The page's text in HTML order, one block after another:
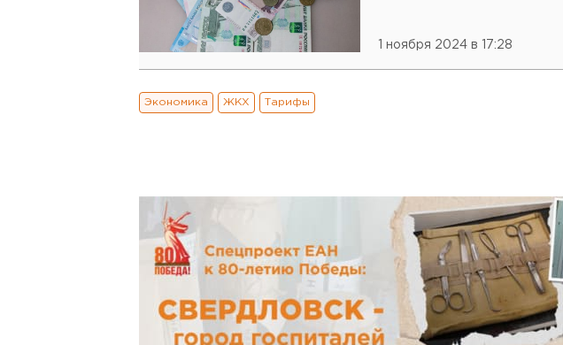
1 ноября 2024 в 17:28
Экономика ЖКХ Тарифы